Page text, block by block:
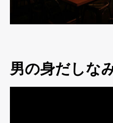
男の身だしな